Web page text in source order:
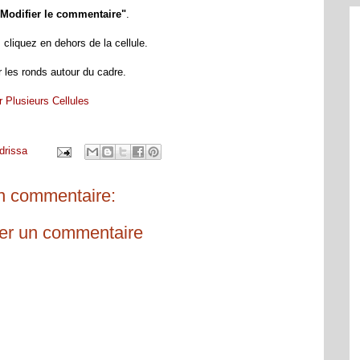
le commentaire".
en dehors de la cellule.
ronds autour du cadre.
Plusieurs Cellules
commentaire:
un commentaire